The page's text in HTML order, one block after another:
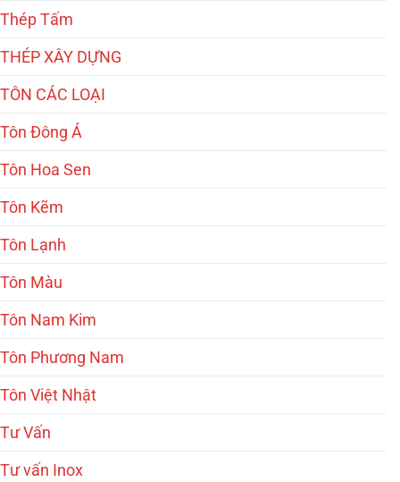
Thép Tấm
THÉP XÂY DỰNG
TÔN CÁC LOẠI
Tôn Đông Á
Tôn Hoa Sen
Tôn Kẽm
Tôn Lạnh
Tôn Màu
Tôn Nam Kim
Tôn Phương Nam
Tôn Việt Nhật
Tư Vấn
Tư vấn Inox